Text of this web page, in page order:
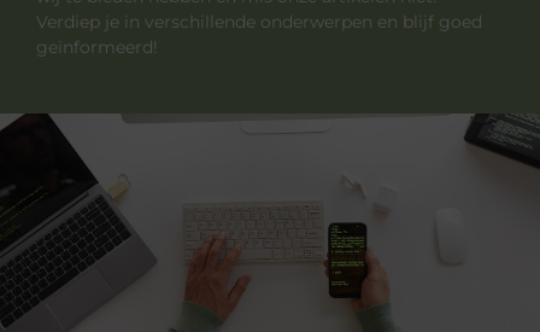
Verdiep je in verschillende onderwerpen en blijf goed
geïnformeerd!